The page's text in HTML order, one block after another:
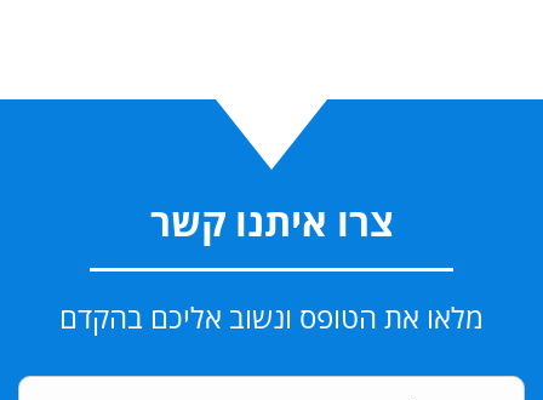
צרו איתנו קשר
מלאו את הטופס ונשוב אליכם בהקדם